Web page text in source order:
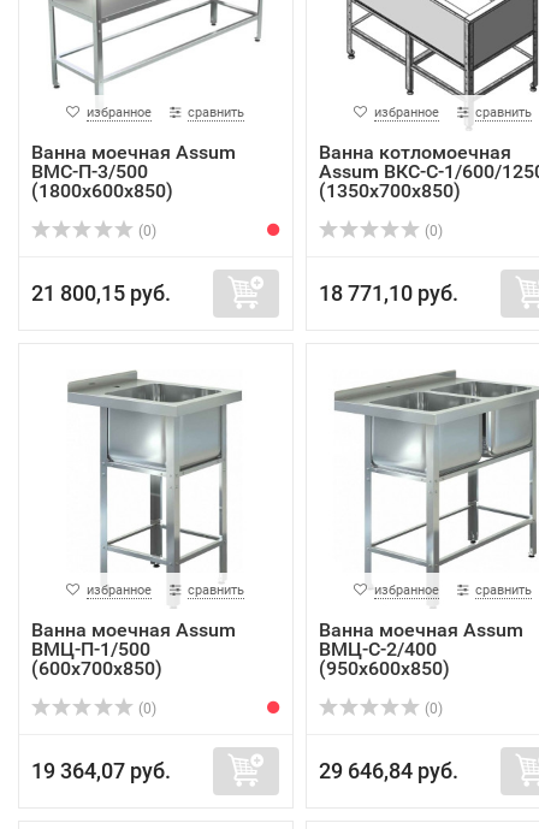
избранное сравнить
Ванна моечная Assum
ВМС-П-3/500
(1800х600х850)
(0)
21 800,15 руб.
избранное сравнить
Ванна котломоечная
Assum ВКС-С-1/600/
(1350х700х850)
(0)
18 771,10 руб.
избранное сравнить
Ванна моечная Assum
ВМЦ-П-1/500
(600х700х850)
(0)
19 364,07 руб.
избранное сравнить
Ванна моечная Assum
ВМЦ-С-2/400
(950х600х850)
(0)
29 646,84 руб.